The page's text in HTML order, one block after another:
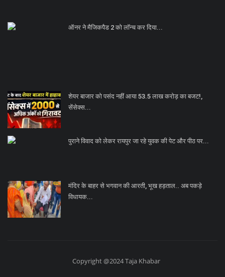
ऑनर ने मैजिकपैड 2 को लॉन्च कर दिया...
शेयर बाजार को पसंद नहीं आया 53.5 लाख करोड़ का बजट!,
सेंसेक्स...
पुराने विवाद को लेकर रायपुर जा रहे युवक की पेट और पीठ पर...
मंदिर के बाहर से भगवान की आरती, भूख हड़ताल.. अब पकड़े
विधायक...
Copyright @2024 Taja Khabar